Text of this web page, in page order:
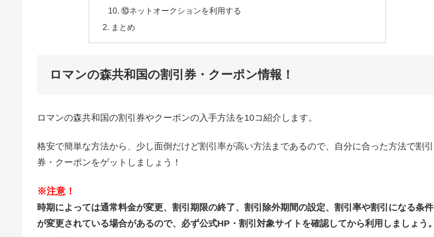
⑩ネットオークションを利用する
まとめ
ロマンの森共和国の割引券・クーポン情報！
ロマンの森共和国の割引券やクーポンの入手方法を10コ紹介します。
格安で簡単な方法から、少し面倒だけど割引率が高い方法まであるので、自分に合った方法で割引
券・クーポンをゲットしましょう！
※注意！
時期によっては通常料金が変更、割引期限の終了、割引除外期間の設定、割引率や割引になる条件
が変更されている場合があるので、必ず公式HP・割引対象サイトを確認してから利用しましょう。